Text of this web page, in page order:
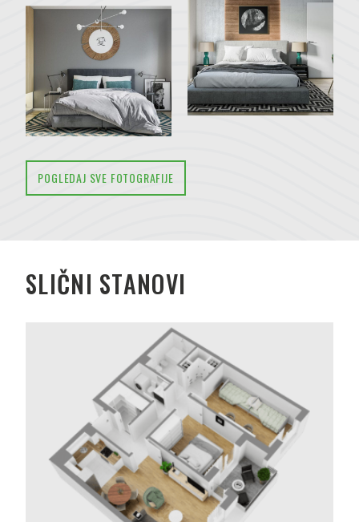
POGLEDAJ SVE FOTOGRAFIJE
SLIČNI STANOVI